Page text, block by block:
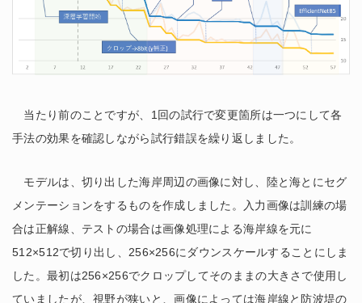
当たり前のことですが、1回の試行で変更箇所は一つにして各
手法の効果を確認しながら試行錯誤を繰り返しました。
モデルは、切り出した海岸周辺の画像に対し、陸と海とにセグ
メンテーションをするものを作成しました。入力画像は訓練の場
合は正解線、テストの場合は画像処理による海岸線を元に
512×512で切り出し、256×256にダウンスケールすることにしま
した。最初は256×256でクロップしてそのままの大きさで使用し
ていましたが、視野が狭いと、画像によっては海岸線と防波堤の